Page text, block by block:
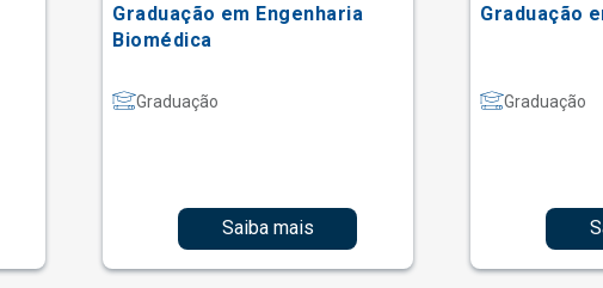
Graduação em Engenharia
Biomédica
Graduação
Saiba mais
Graduação
Graduação